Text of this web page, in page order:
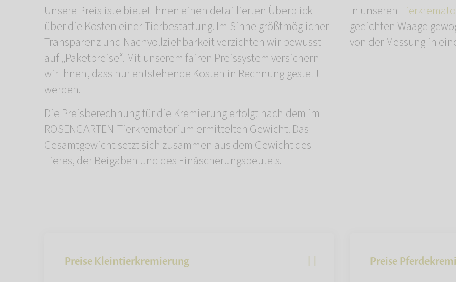
Unsere Preisliste bietet Ihnen einen detaillierten Überblick
über die Kosten einer Tierbestattung. Im Sinne größtmöglicher
Transparenz und Nachvollziehbarkeit verzichten wir bewusst
auf „Paketpreise“. Mit unserem fairen Preissystem versichern
wir Ihnen, dass nur entstehende Kosten in Rechnung gestellt
werden.
Die Preisberechnung für die Kremierung erfolgt nach dem im
ROSENGARTEN-Tierkrematorium ermittelten Gewicht. Das
Gesamtgewicht setzt sich zusammen aus dem Gewicht des
Tieres, der Beigaben und des Einäscherungsbeutels.
In unseren
geeichten Waage
von der Messung in
Preise Kleintierkremierung Preise